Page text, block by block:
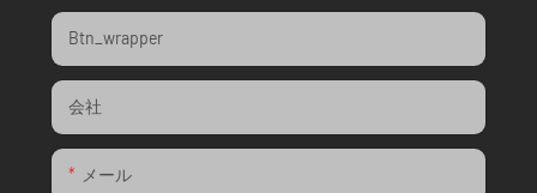
Btn_wrapper
会社
メール